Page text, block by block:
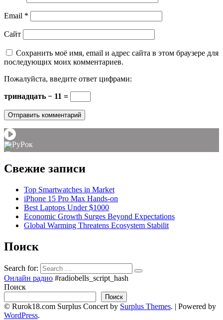
Email *
Сайт
Сохранить моё имя, email и адрес сайта в этом браузере для
последующих моих комментариев.
Пожалуйста, введите ответ цифрами:
тринадцать − 11 =
РуРок
▼
Свежие записи
Top Smartwatches in Market
iPhone 15 Pro Max Hands-on
Best Laptops Under $1000
Economic Growth Surges Beyond Expectations
Global Warming Threatens Ecosystem Stabilit
Поиск
Search for:
Онлайн радио #radiobells_script_hash
Поиск
Поиск
© Rurok18.com Surplus Concert by Surplus Themes. | Powered by
WordPress.